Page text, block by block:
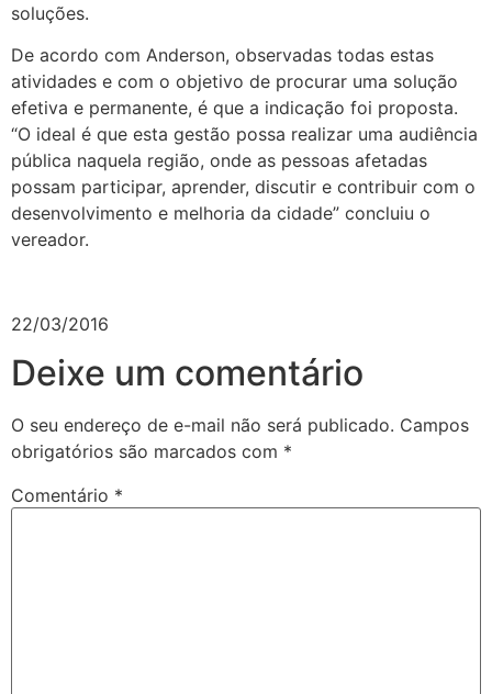
soluções.
De acordo com Anderson, observadas todas estas
atividades e com o objetivo de procurar uma solução
efetiva e permanente, é que a indicação foi proposta.
“O ideal é que esta gestão possa realizar uma audiência
pública naquela região, onde as pessoas afetadas
possam participar, aprender, discutir e contribuir com o
desenvolvimento e melhoria da cidade” concluiu o
vereador.
22/03/2016
Deixe um comentário
O seu endereço de e-mail não será publicado. Campos
obrigatórios são marcados com *
Comentário *